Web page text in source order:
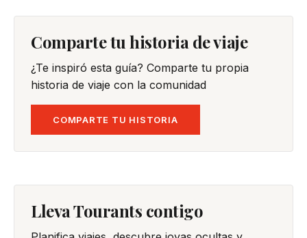
Comparte tu historia de viaje
¿Te inspiró esta guía? Comparte tu propia
historia de viaje con la comunidad
COMPARTE TU HISTORIA
Lleva Tourants contigo